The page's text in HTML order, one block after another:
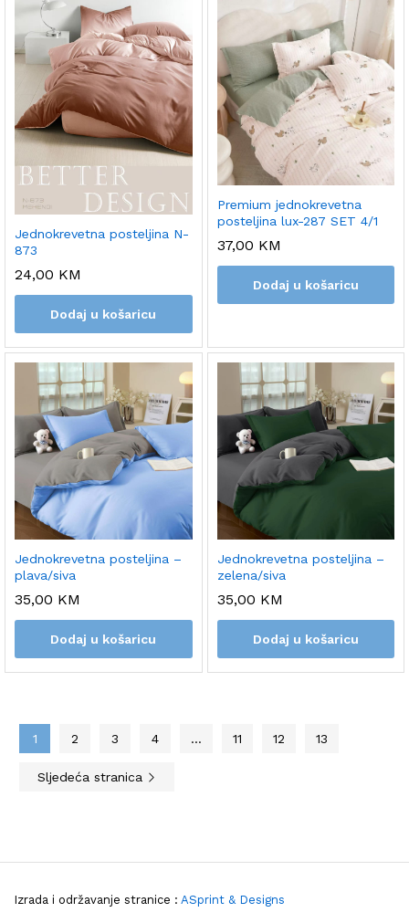
Jednokrevetna posteljina N-
873
24,00 KM
Dodaj u košaricu
Premium jednokrevetna
posteljina lux-287 SET 4/1
37,00 KM
Dodaj u košaricu
Jednokrevetna posteljina –
plava/siva
35,00 KM
Dodaj u košaricu
Jednokrevetna posteljina –
zelena/siva
35,00 KM
Dodaj u košaricu
1 2 3 4 … 11 12 13
Sljedeća stranica
Izrada i održavanje stranice : ASprint & Designs